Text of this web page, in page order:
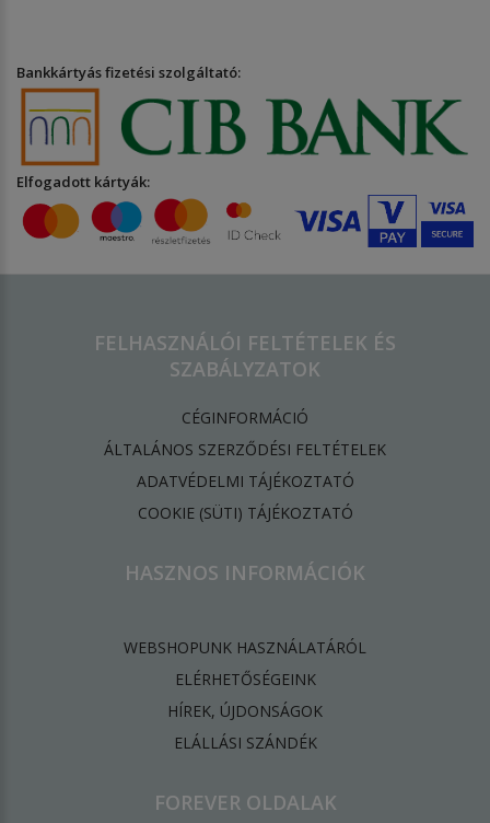
Bankkártyás fizetési szolgáltató:
Elfogadott kártyák:
FELHASZNÁLÓI FELTÉTELEK ÉS
SZABÁLYZATOK
CÉGINFORMÁCIÓ
ÁLTALÁNOS SZERZŐDÉSI FELTÉTELEK
ADATVÉDELMI TÁJÉKOZTATÓ
​COOKIE (SÜTI) TÁJÉKOZTATÓ
HASZNOS INFORMÁCIÓK
WEBSHOPUNK HASZNÁLATÁRÓL
ELÉRHETŐSÉGEINK
HÍREK, ÚJDONSÁGOK
ELÁLLÁSI SZÁNDÉK
FOREVER OLDALAK